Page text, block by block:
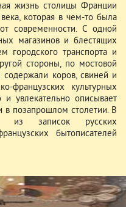
жизнь столицы Франции
которая в чем-то была
современности. С одной
магазинов и блестящих
городского транспорта и
стороны, по мостовой
содержали коров, свиней и
французских культурных
увлекательно описывает
позапрошлом столетии. В
из записок русских
бытописателей